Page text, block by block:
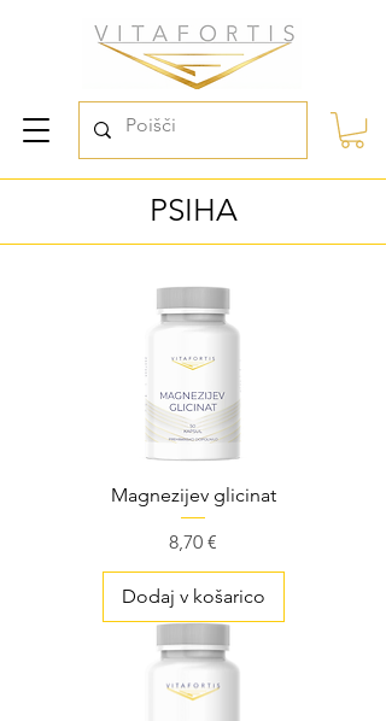
PSIHA
Magnezijev glicinat
Cena
8,70 €
Dodaj v košarico